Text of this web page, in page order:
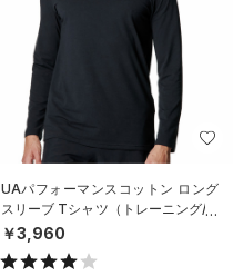
UAパフォーマンスコットン ロング
スリーブ Tシャツ（トレーニング/M
EN）
￥3,960